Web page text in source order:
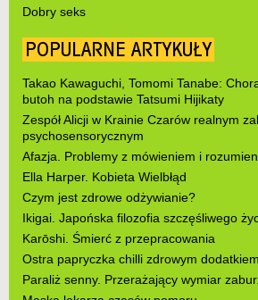
Dobry seks
POPULARNE ARTYKUŁY
Takao Kawaguchi, Tomomi Tanabe:
butoh na podstawie Tatsumi Hijikaty
Zespół Alicji w Krainie Czarów realnym
psychosensorycznym
Afazja. Problemy z mówieniem i
Ella Harper. Kobieta Wielbłąd
Czym jest zdrowe odżywianie?
Ikigai. Japońska filozofia szczęśliwego
Karōshi. Śmierć z przepracowania
Ostra papryczka chilli zdrowym
Paraliż senny. Przerażający wymiar